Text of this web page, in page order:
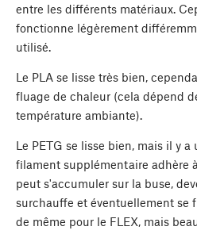
entre les différents matériaux.
fonctionne légèrement
utilisé.
Le PLA se lisse très bien,
fluage de chaleur (cela dépend
température ambiante).
Le PETG se lisse bien, mais il y
filament supplémentaire adhère
peut s'accumuler sur la buse,
surchauffe et éventuellement se
de même pour le FLEX, mais